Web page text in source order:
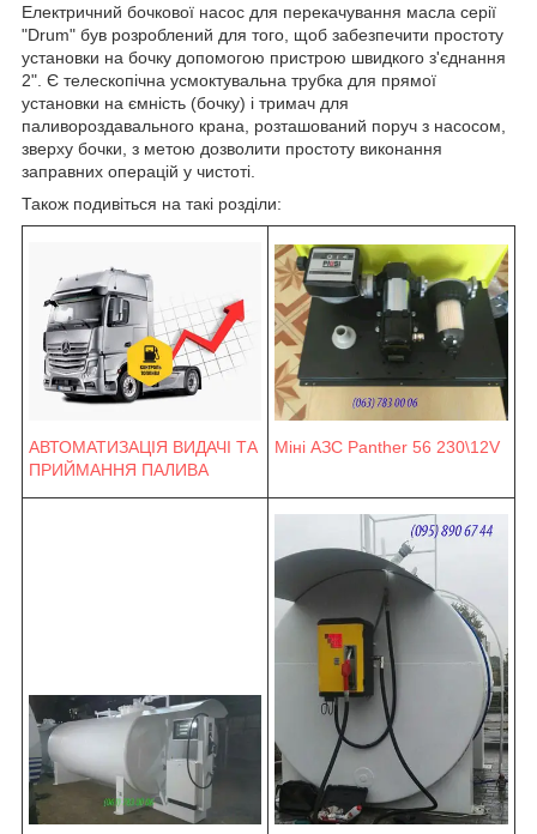
Електричний бочкової насос для перекачування масла серії
"Drum" був розроблений для того, щоб забезпечити простоту
установки на бочку допомогою пристрою швидкого з'єднання
2". Є телескопічна усмоктувальна трубка для прямої
установки на ємність (бочку) і тримач для
паливороздавального крана, розташований поруч з насосом,
зверху бочки, з метою дозволити простоту виконання
заправних операцій у чистоті.
Також подивіться на такі розділи:
АВТОМАТИЗАЦІЯ ВИДАЧІ ТА
ПРИЙМАННЯ ПАЛИВА
Міні АЗС Panther 56 230\12V